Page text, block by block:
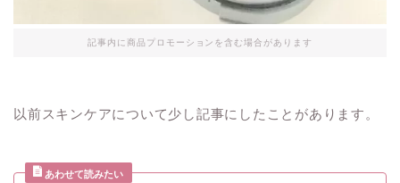
記事内に商品プロモーションを含む場合があります
以前スキンケアについて少し記事にしたことがあります。